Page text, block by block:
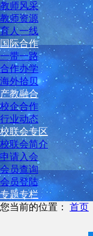
教师风采
教师资源
育人一线
国际合作
一带一路
合作办学
海外拾贝
产教融合
校企合作
行业动态
校联会专区
校联会简介
申请入会
会员查询
会员登陆
专题专栏
您当前的位置： 首页